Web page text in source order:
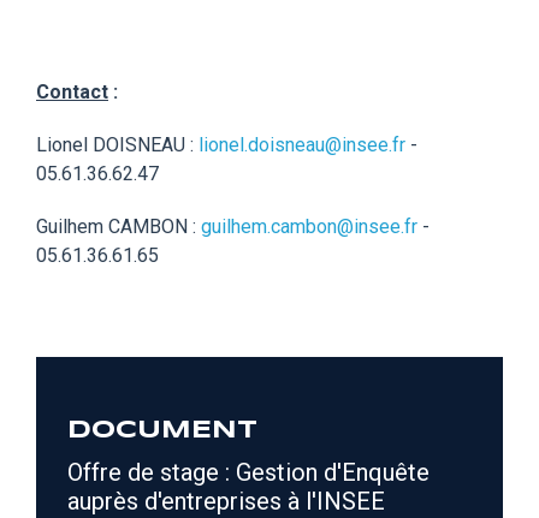
Contact :
Lionel DOISNEAU : lionel.doisneau@insee.fr -
05.61.36.62.47
Guilhem CAMBON : guilhem.cambon@insee.fr -
05.61.36.61.65
DOCUMENT
Offre de stage : Gestion d'Enquête
auprès d'entreprises à l'INSEE